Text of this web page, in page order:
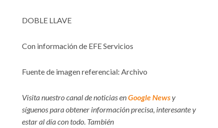
DOBLE LLAVE
Con información de EFE Servicios
Fuente de imagen referencial: Archivo
Visita nuestro canal de noticias enGoogle Newsy
síguenos para obtener información precisa, interesante y
estar al día con todo. También